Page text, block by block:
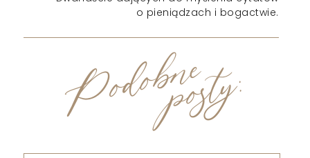
o pieniądzach i bogactwie.